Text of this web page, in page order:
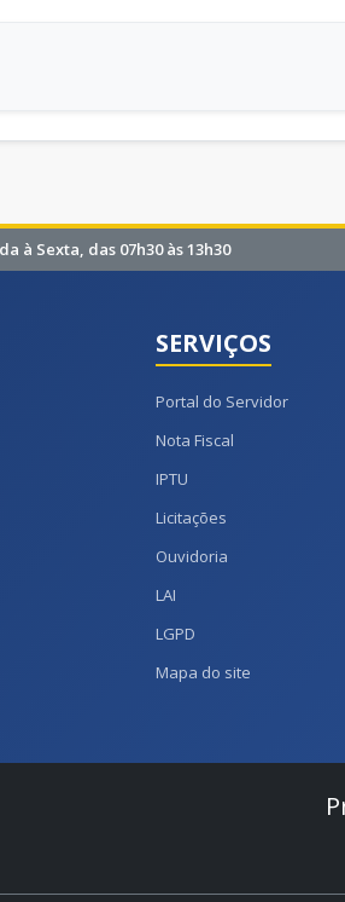
à Sexta, das 07h30 às 13h30
SERVIÇOS
Portal do Servidor
Nota Fiscal
IPTU
Licitações
Ouvidoria
LAI
LGPD
Mapa do site